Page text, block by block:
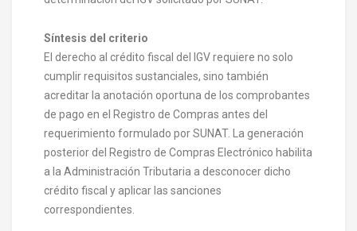
Síntesis del criterio
El derecho al crédito fiscal del IGV requiere no solo
cumplir requisitos sustanciales, sino también
acreditar la anotación oportuna de los comprobantes
de pago en el Registro de Compras antes del
requerimiento formulado por SUNAT. La generación
posterior del Registro de Compras Electrónico habilita
a la Administración Tributaria a desconocer dicho
crédito fiscal y aplicar las sanciones
correspondientes.